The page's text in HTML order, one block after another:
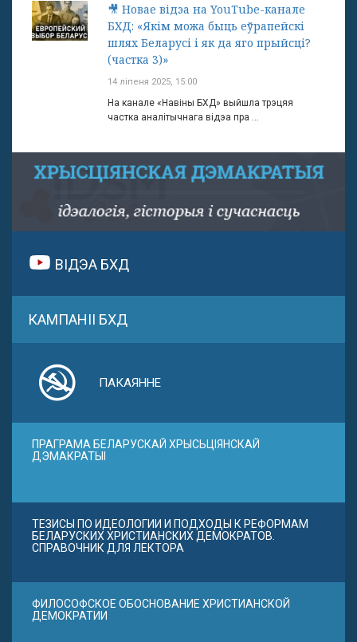
🎥 Новае відэа на YouTube-канале
БХД: «Якім можа быць еўрапейскі
шлях Беларусі і як да яго прыйсці?
(частка 3)»
14 ліпеня 2025, 15:00
На канале «Навіны БХД» выйшла трэцяя
частка аналітычнага відэа пра ...
ВІДЭА БХД
КАМПАНІІ БХД
ПАКАЯННЕ
ПРАГРАМА БЕЛАРУСКАЙ ХРЫСЬЦІЯНСКАЙ
ДЭМАКРАТЫІ
ТЕЗИСЫ ПО ИДЕОЛОГИИ И ПОДХОДЫ К РЕФОРМАМ
БЕЛАРУСКИХ ХРИСТИАНСКИХ ДЕМОКРАТОВ.
СПРАВОЧНИК ДЛЯ ЛЕКТОРА
ФИЛОСОФСКОЕ ОБОСНОВАНИЕ ХРИСТИАНСКОЙ
ДЕМОКРАТИИ